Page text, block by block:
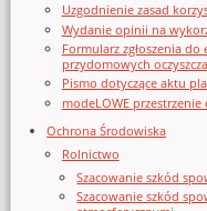
Uzgodnienie zasad
Wydanie opinii na
Formularz zgłoszenia
przydomowych
Pismo dotyczące aktu
modeLOWE
Ochrona Środowiska
Rolnictwo
Szacowanie szkód
Szacowanie szkód